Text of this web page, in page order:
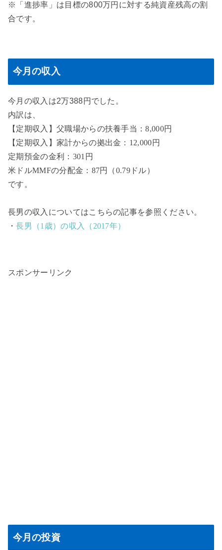
※「進捗率」は目標の800万円に対する純資産残高の割
合です。
今月の収入
今月の収入は2万388円でした。
内訳は、
【定期収入】父職場からの扶養手当：8,000円
【定期収入】家計からの拠出金：12,000円
定期預金の金利：301円
米ドルMMFの分配金：87円（0.79ドル）
です。
長男の収入についてはこちらの記事を参照ください。
・長男（1歳）の収入（2017年）
スポンサーリンク
今月の投資